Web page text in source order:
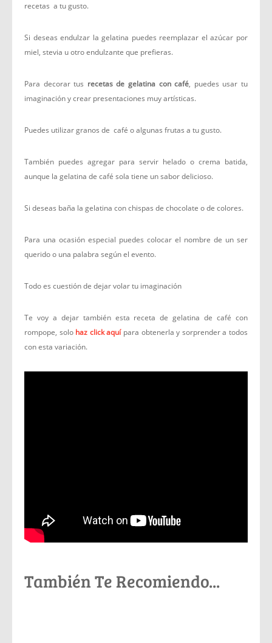
recetas a tu gusto.
Si deseas endulzar la gelatina puedes reemplazar el azúcar por
miel, stevia u otro endulzante que prefieras.
Para decorar tus recetas de gelatina con café, puedes usar tu
imaginación y crear presentaciones muy artísticas.
Puedes utilizar granos de café o algunas frutas a tu gusto.
También puedes agregar para servir helado o crema batida,
aunque la gelatina de café sola tiene un sabor delicioso.
Si deseas baña la gelatina con chispas de chocolate o de colores.
Para una ocasión especial puedes colocar el nombre de un ser
querido o una palabra según el evento.
Todo es cuestión de dejar volar tu imaginación
Te voy a dejar también esta receta de gelatina de café con
rompope, solo haz click aquípara obtenerla y sorprender a todos
con esta variación.
También Te Recomiendo...